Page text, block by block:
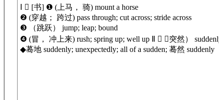
Ⅰ  [书] ❶ (上马， 骑) mount a horse
❷ (穿越； 跨过) pass through; cut across; stride across
❸ （跳跃） jump; leap; bound
❹ (冒， 冲上来) rush; spring up; well up Ⅱ  （突然）
◆蓦地 suddenly; unexpectedly; all of a sudden; 蓦然 suddenly